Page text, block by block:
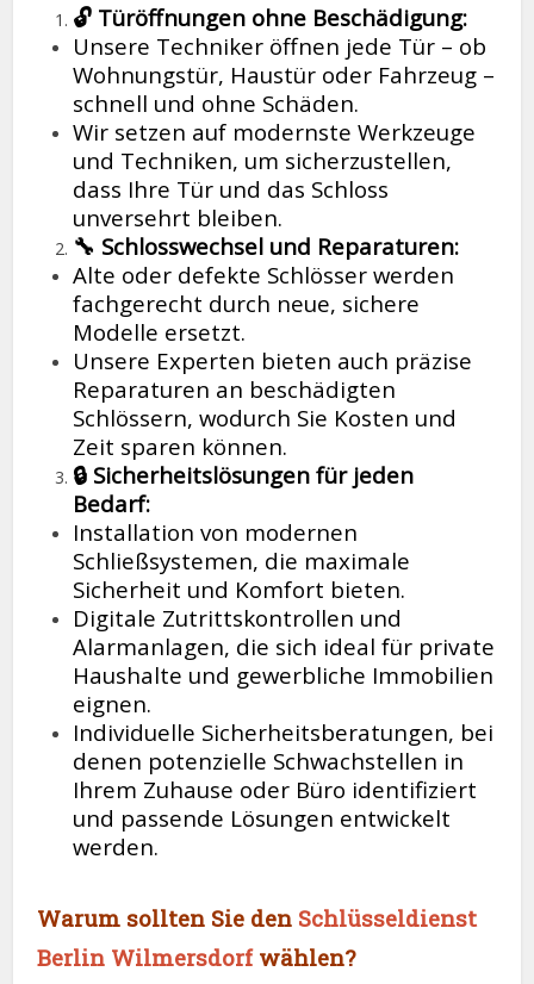
🔓 Türöffnungen ohne Beschädigung:
Unsere Techniker öffnen jede Tür – ob
Wohnungstür, Haustür oder Fahrzeug –
schnell und ohne Schäden.
Wir setzen auf modernste Werkzeuge
und Techniken, um sicherzustellen,
dass Ihre Tür und das Schloss
unversehrt bleiben.
🔧 Schlosswechsel und Reparaturen:
Alte oder defekte Schlösser werden
fachgerecht durch neue, sichere
Modelle ersetzt.
Unsere Experten bieten auch präzise
Reparaturen an beschädigten
Schlössern, wodurch Sie Kosten und
Zeit sparen können.
🔒 Sicherheitslösungen für jeden
Bedarf:
Installation von modernen
Schließsystemen, die maximale
Sicherheit und Komfort bieten.
Digitale Zutrittskontrollen und
Alarmanlagen, die sich ideal für private
Haushalte und gewerbliche Immobilien
eignen.
Individuelle Sicherheitsberatungen, bei
denen potenzielle Schwachstellen in
Ihrem Zuhause oder Büro identifiziert
und passende Lösungen entwickelt
werden.
Warum sollten Sie den Schlüsseldienst
Berlin Wilmersdorfwählen?